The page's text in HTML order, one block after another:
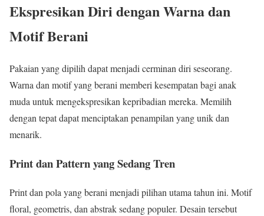
Ekspresikan Diri dengan Warna dan
Motif Berani
Pakaian yang dipilih dapat menjadi cerminan diri seseorang.
Warna dan motif yang berani memberi kesempatan bagi anak
muda untuk mengekspresikan kepribadian mereka. Memilih
dengan tepat dapat menciptakan penampilan yang unik dan
menarik.
Print dan Pattern yang Sedang Tren
Print dan pola yang berani menjadi pilihan utama tahun ini. Motif
floral, geometris, dan abstrak sedang populer. Desain tersebut